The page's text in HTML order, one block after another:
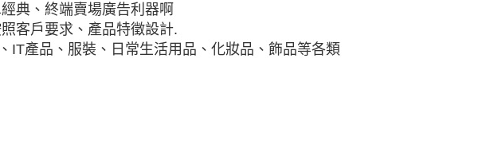
典、終端賣場廣告利器啊
客戶要求、產品特徵設計.
IT產品、服裝、日常生活用品、化妝品、飾品等各類